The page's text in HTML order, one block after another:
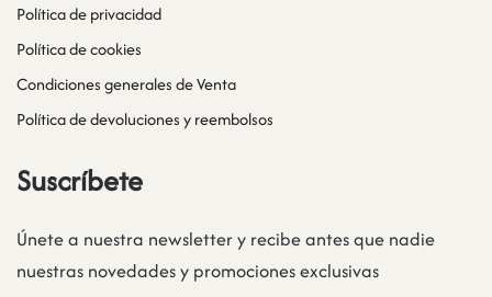
Política de privacidad
Política de cookies
Condiciones generales de Venta
Política de devoluciones y reembolsos
Suscríbete
Únete a nuestra newsletter y recibe antes que nadie
nuestras novedades y promociones exclusivas